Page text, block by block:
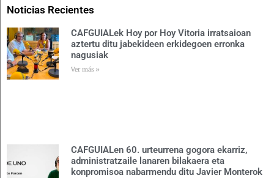
Noticias Recientes
CAFGUIALek Hoy por Hoy Vitoria irratsaioan
aztertu ditu jabekideen erkidegoen erronka
nagusiak
Ver más »
CAFGUIALen 60. urteurrena gogora ekarriz,
administratzaile lanaren bilakaera eta
konpromisoa nabarmendu ditu Javier Monterok